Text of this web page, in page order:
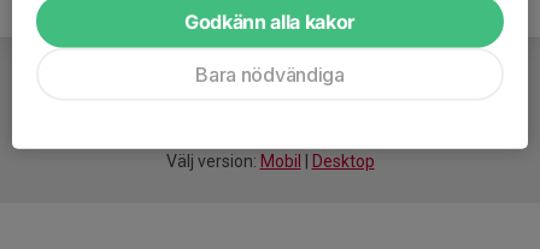
Välj version: Mobil Desktop
Godkänn alla kakor
Bara nödvändiga